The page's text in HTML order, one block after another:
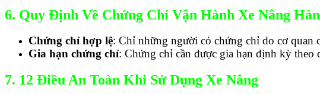
6. Quy Định Về Chứng Chỉ Vận Hành Xe Nâng
Chứng chỉ hợp lệ: Chỉ những người có chứng chỉ do cơ quan
Gia hạn chứng chỉ: Chứng chỉ cần được gia hạn định kỳ theo
7. 12 Điều An Toàn Khi Sử Dụng Xe Nâng